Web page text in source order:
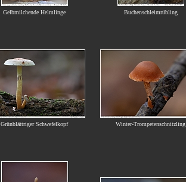
Gelbmilchende Helmlinge Buchenschleimrübling
Grünblättriger Schwefelkopf Winter-Trompetenschnitzling